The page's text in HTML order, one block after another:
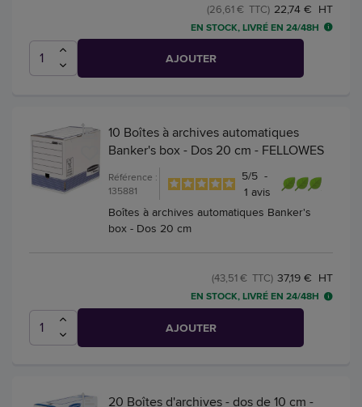
22,74 € HT
(26,61 € TTC)
EN STOCK, LIVRÉ EN 24/48H
AJOUTER
10 Boîtes à archives automatiques
Banker's box - Dos 20 cm - FELLOWES
Référence :
135881
5/5 -
1 avis
Boîtes à archives automatiques Banker's
box - Dos 20 cm
37,19 € HT
(43,51 € TTC)
EN STOCK, LIVRÉ EN 24/48H
AJOUTER
20 Boîtes d'archives - dos de 10 cm -